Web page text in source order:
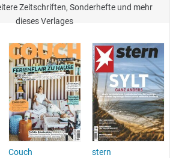
Zeitschriften, Sonderhefte und mehr
dieses Verlages
Couch stern